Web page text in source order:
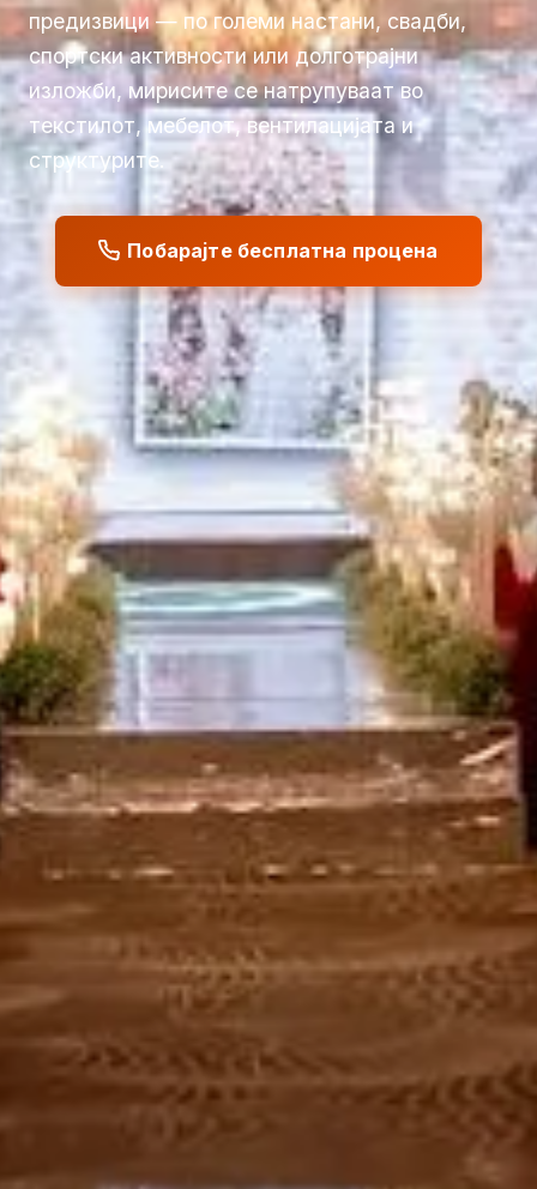
предизвици — по големи настани, свадби,
спортски активности или долготрајни
изложби, мирисите се натрупуваат во
текстилот, мебелот, вентилацијата и
структурите.
Побарајте бесплатна процена